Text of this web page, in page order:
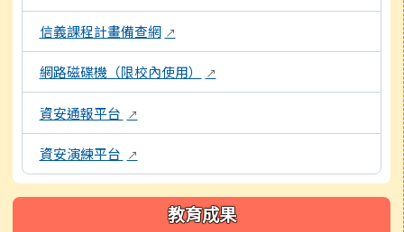
信義課程計畫備查網 ↗
網路磁碟機（限校內使用） ↗
資安通報平台 ↗
資安演練平台 ↗
教育成果